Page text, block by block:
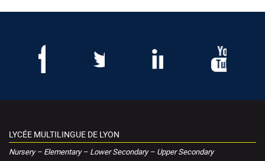
LYCÉE MULTILINGUE DE LYON
Nursery – Elementary – Lower Secondary – Upper Secondary